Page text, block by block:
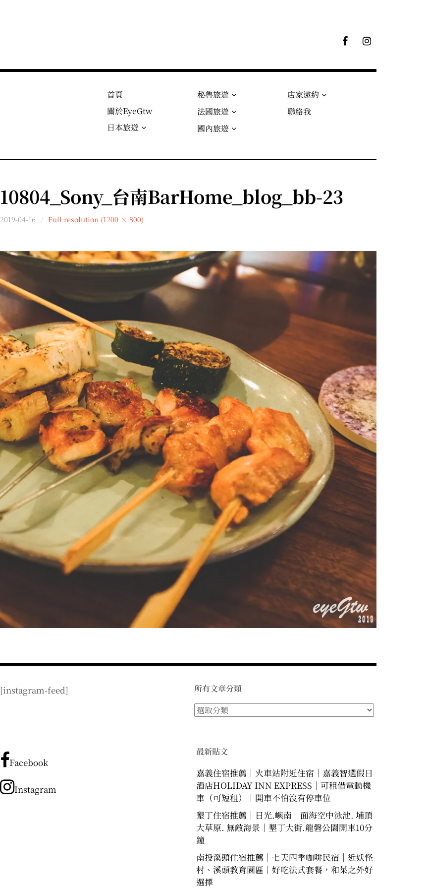
絲
首頁
關於EyeGtw
日本旅遊
秘魯旅遊
法國旅遊
國內旅遊
店家邀約
聯絡我
10804_Sony_台南BarHome_blog_bb-23
2019-04-16 Full resolution (1200 × 800)
[instagram-feed] 所有文章分類
所
章
分
類
Facebook
Instagram
最新貼文
嘉義住宿推薦｜火車站附近住宿｜嘉義智選假日
酒店HOLIDAY INN EXPRESS｜可租借電動機
車（可短租）｜開車不怕沒有停車位
墾丁住宿推薦｜日光.嶼南｜面海空中泳池. 埔頂
大草原. 無敵海景｜墾丁大街.龍磐公園開車10分
鐘
南投溪頭住宿推薦｜七天四季咖啡民宿｜近妖怪
村、溪頭教育園區｜好吃法式套餐，和菜之外好
選擇